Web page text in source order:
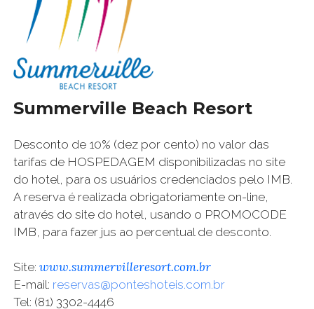
Summerville Beach Resort
Desconto de 10% (dez por cento) no valor das
tarifas de HOSPEDAGEM disponibilizadas no site
do hotel, para os usuários credenciados pelo IMB.
A reserva é realizada obrigatoriamente on-line,
através do site do hotel, usando o PROMOCODE
IMB, para fazer jus ao percentual de desconto.
Site: www.summervilleresort.com.br
E-mail: reservas@ponteshoteis.com.br
Tel: (81) 3302-4446